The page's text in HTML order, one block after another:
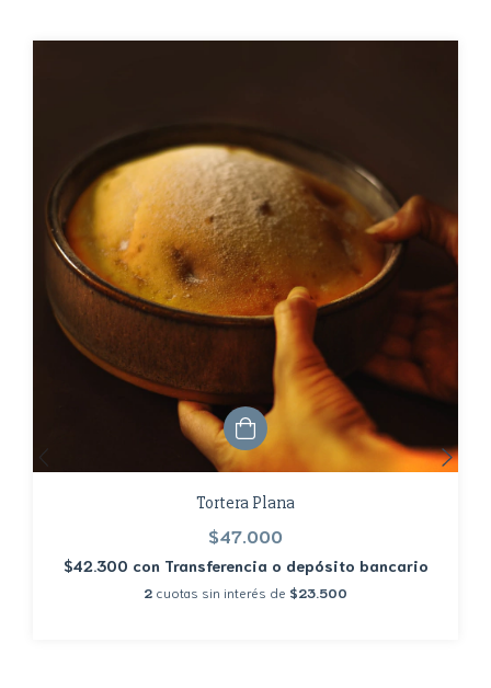
Tortera Plana
$47.000
$42.300 con Transferencia o depósito bancario
2 cuotas sin interés de $23.500